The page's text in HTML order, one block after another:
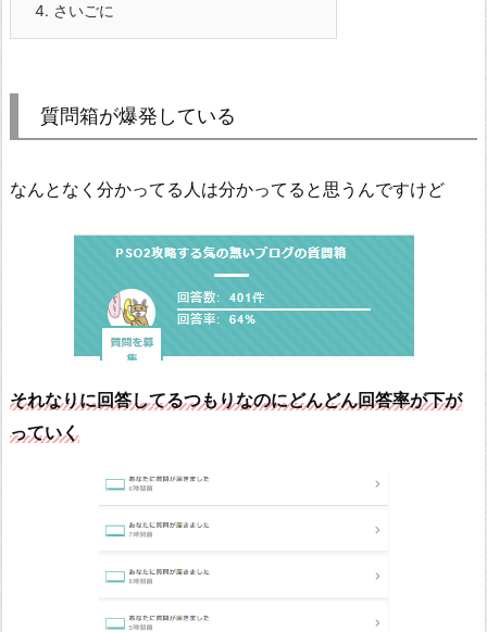
4. さいごに
質問箱が爆発している
なんとなく分かってる人は分かってると思うんですけど
それなりに回答してるつもりなのにどんどん回答率が下が
っていく